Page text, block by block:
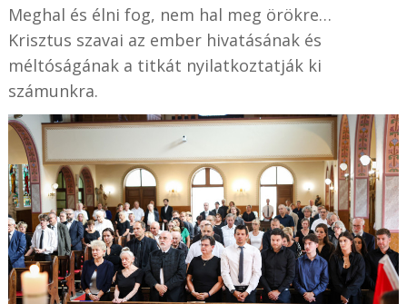
Meghal és élni fog, nem hal meg örökre…
Krisztus szavai az ember hivatásának és
méltóságának a titkát nyilatkoztatják ki
számunkra.